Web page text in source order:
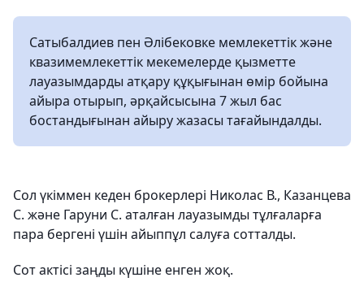
Сатыбалдиев пен Әлібековке мемлекеттік және
квазимемлекеттік мекемелерде қызметте
лауазымдарды атқару құқығынан өмір бойына
айыра отырып, әрқайсысына 7 жыл бас
бостандығынан айыру жазасы тағайындалды.
Сол үкіммен кеден брокерлері Николас В., Казанцева
С. және Гаруни С. аталған лауазымды тұлғаларға
пара бергені үшін айыппұл салуға сотталды.
Сот актісі заңды күшіне енген жоқ.